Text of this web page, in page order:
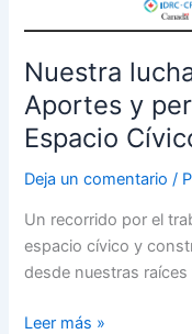
Nuestra
Aportes y
Espacio
Deja un comentario /
Un recorrido por el
espacio cívico y
desde nuestras
Leer más »